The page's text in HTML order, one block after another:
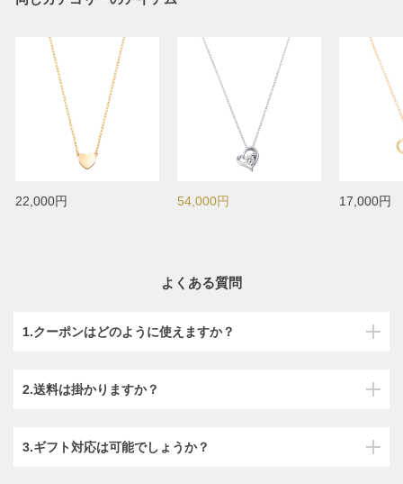
22,000円 54,000円 17,000円
よくある質問
1.クーポンはどのように使えますか？
2.送料は掛かりますか？
3.ギフト対応は可能でしょうか？